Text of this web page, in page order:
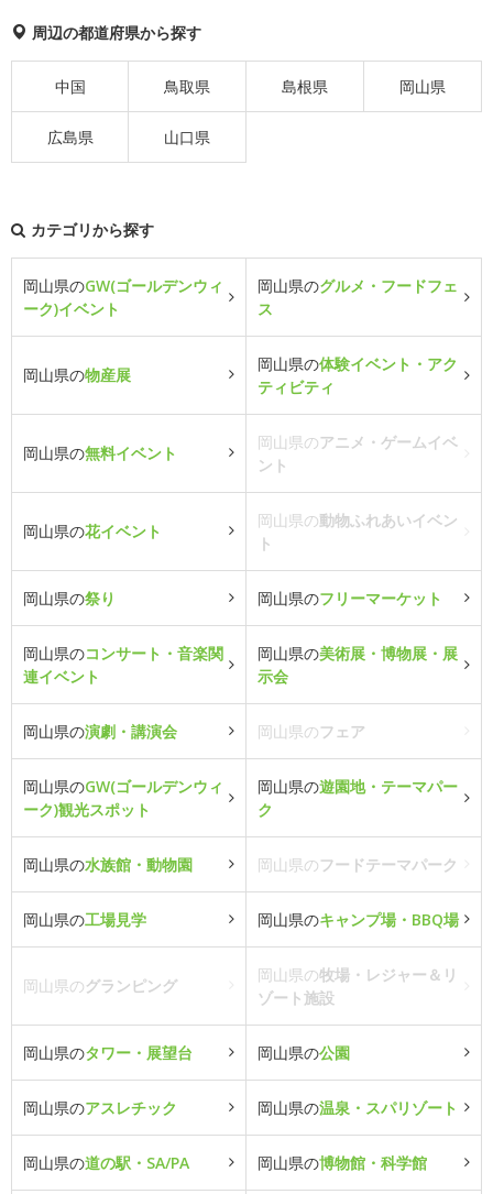
周辺の都道府県から探す
中国 鳥取県 島根県 岡山県
広島県 山口県
カテゴリから探す
岡山県のGW(ゴールデンウィ
ーク)イベント
岡山県のグルメ・フードフェ
ス
岡山県の物産展
岡山県の体験イベント・アク
ティビティ
岡山県の無料イベント
岡山県のアニメ・ゲームイベ
ント
岡山県の花イベント
岡山県の動物ふれあいイベン
ト
岡山県の祭り 岡山県のフリーマーケット
岡山県のコンサート・音楽関
連イベント
岡山県の美術展・博物展・展
示会
岡山県の演劇・講演会 岡山県のフェア
岡山県のGW(ゴールデンウィ
ーク)観光スポット
岡山県の遊園地・テーマパー
ク
岡山県の水族館・動物園 岡山県のフードテーマパーク
岡山県の工場見学 岡山県のキャンプ場・BBQ場
岡山県のグランピング
岡山県の牧場・レジャー＆リ
ゾート施設
岡山県のタワー・展望台 岡山県の公園
岡山県のアスレチック 岡山県の温泉・スパリゾート
岡山県の道の駅・SA/PA 岡山県の博物館・科学館